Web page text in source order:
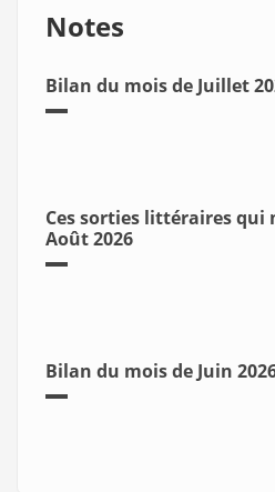
Notes
Bilan du mois de Juillet
Ces sorties littéraires qui
Août 2026
Bilan du mois de Juin